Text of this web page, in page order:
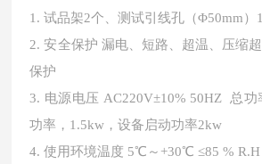
1. 试品架2个、测试引线孔（Φ50mm）
2. 安全保护 漏电、短路、超温、压缩
保护
3. 电源电压 AC220V±10% 50HZ 总
功率，1.5kw，设备启动功率2kw
4. 使用环境温度 5℃～+30℃ ≤85 % R.H